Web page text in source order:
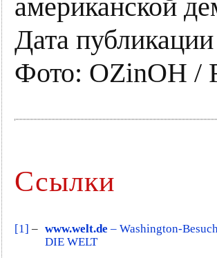
американской
Дата
Фото: OZinOH /
Ссылки
[1] – www.welt.de – Washington-
DIE WELT